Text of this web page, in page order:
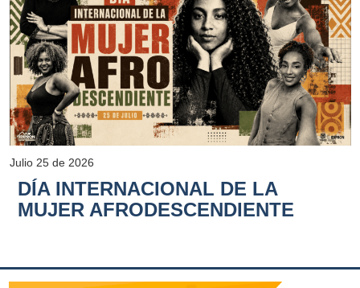
Julio 25 de 2026
DÍA INTERNACIONAL DE LA
MUJER AFRODESCENDIENTE